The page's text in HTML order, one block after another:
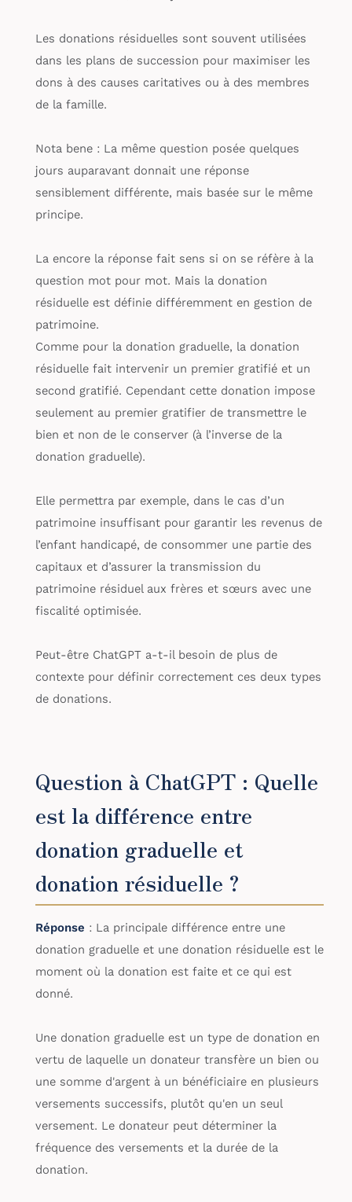
Les donations résiduelles sont souvent utilisées
dans les plans de succession pour maximiser les
dons à des causes caritatives ou à des membres
de la famille.
Nota bene : La même question posée quelques
jours auparavant donnait une réponse
sensiblement différente, mais basée sur le même
principe.
La encore la réponse fait sens si on se réfère à la
question mot pour mot. Mais la donation
résiduelle est définie différemment en gestion de
patrimoine.
Comme pour la donation graduelle, la donation
résiduelle fait intervenir un premier gratifié et un
second gratifié. Cependant cette donation impose
seulement au premier gratifier de transmettre le
bien et non de le conserver (à l’inverse de la
donation graduelle).
Elle permettra par exemple, dans le cas d’un
patrimoine insuffisant pour garantir les revenus de
l’enfant handicapé, de consommer une partie des
capitaux et d’assurer la transmission du
patrimoine résiduel aux frères et sœurs avec une
fiscalité optimisée.
Peut-être ChatGPT a-t-il besoin de plus de
contexte pour définir correctement ces deux types
de donations.
Question à ChatGPT : Quelle
est la différence entre
donation graduelle et
donation résiduelle ?
Réponse : La principale différence entre une
donation graduelle et une donation résiduelle est le
moment où la donation est faite et ce qui est
donné.
Une donation graduelle est un type de donation en
vertu de laquelle un donateur transfère un bien ou
une somme d'argent à un bénéficiaire en plusieurs
versements successifs, plutôt qu'en un seul
versement. Le donateur peut déterminer la
fréquence des versements et la durée de la
donation.